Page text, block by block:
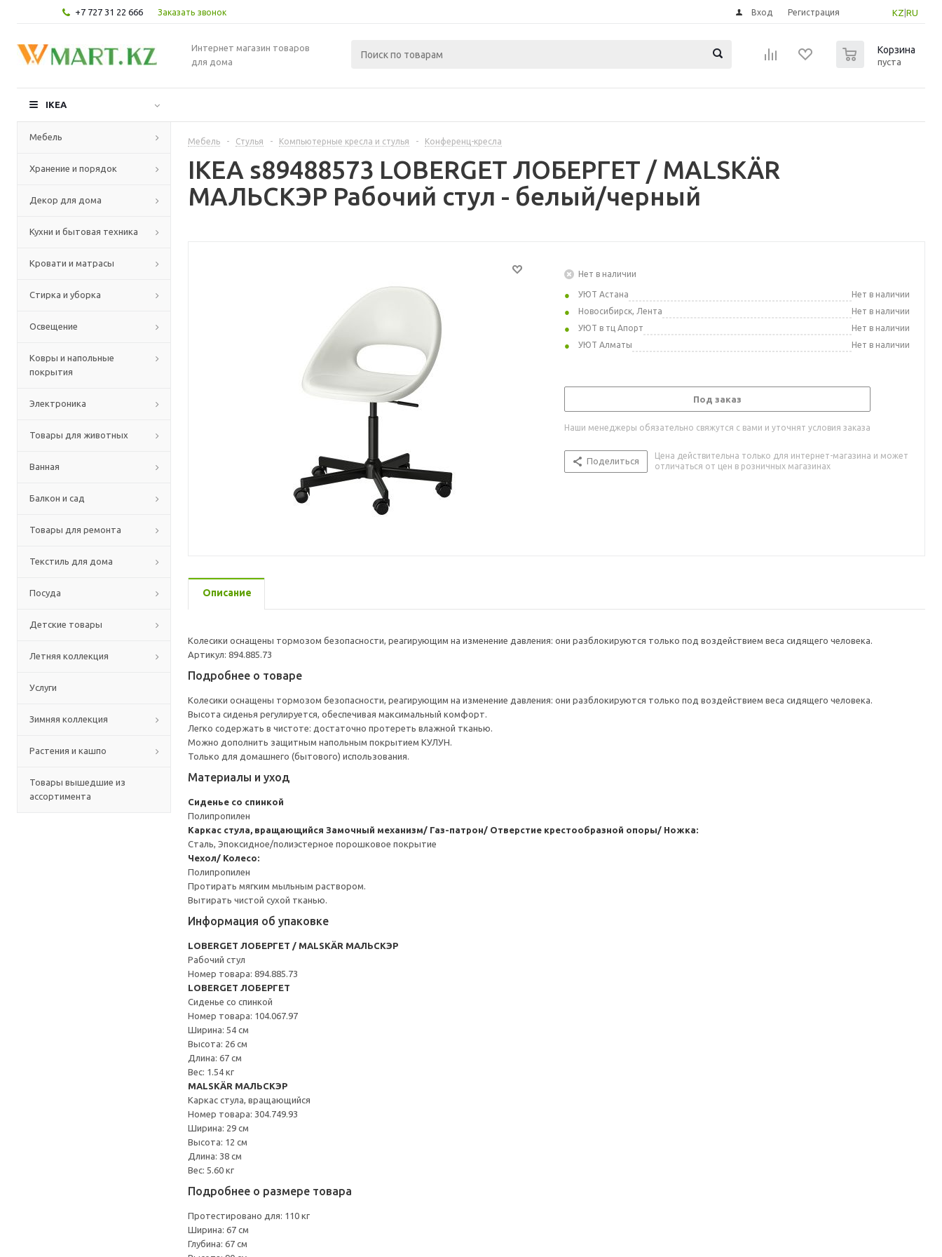
+7 727 31 22 666 Заказать звонок KZ RU
Вход Регистрация
Интернет магазин товаров
для дома
Корзина
пуста
IKEA
Мебель
Хранение и порядок
Декор для дома
Кухни и бытовая техника
Кровати и матрасы
Стирка и уборка
Освещение
Ковры и напольные
покрытия
Электроника
Товары для животных
Ванная
Балкон и сад
Товары для ремонта
Текстиль для дома
Посуда
Детские товары
Летняя коллекция
Услуги
Зимняя коллекция
Растения и кашпо
Товары вышедшие из
ассортимента
Мебель - Стулья - Компьютерные кресла и стулья - Конференц-кресла
IKEA s89488573 LOBERGET ЛОБЕРГЕТ / MALSKÄR
МАЛЬСКЭР Рабочий стул - белый/черный
Нет в наличии
УЮТ Астана
Нет в наличии
Новосибирск, Лента
Нет в наличии
УЮТ в тц Апорт
Нет в наличии
УЮТ Алматы
Нет в наличии
Под заказ
Наши менеджеры обязательно свяжутся с вами и уточнят условия заказа
Поделиться
Цена действительна только для интернет-магазина и может
отличаться от цен в розничных магазинах
Описание
Колесики оснащены тормозом безопасности, реагирующим на изменение давления: они разблокируются только под воздействием веса сидящего человека.
Артикул: 894.885.73
Подробнее о товаре
Колесики оснащены тормозом безопасности, реагирующим на изменение давления: они разблокируются только под воздействием веса сидящего человека.
Высота сиденья регулируется, обеспечивая максимальный комфорт.
Легко содержать в чистоте: достаточно протереть влажной тканью.
Можно дополнить защитным напольным покрытием КУЛУН.
Только для домашнего (бытового) использования.
Материалы и уход
Сиденье со спинкой
Полипропилен
Каркас стула, вращающийся Замочный механизм/ Газ-патрон/ Отверстие крестообразной опоры/ Ножка:
Сталь, Эпоксидное/полиэстерное порошковое покрытие
Чехол/ Колесо:
Полипропилен
Протирать мягким мыльным раствором.
Вытирать чистой сухой тканью.
Информация об упаковке
LOBERGET ЛОБЕРГЕТ / MALSKÄR МАЛЬСКЭР
Рабочий стул
Номер товара: 894.885.73
LOBERGET ЛОБЕРГЕТ
Сиденье со спинкой
Номер товара: 104.067.97
Ширина: 54 см
Высота: 26 см
Длина: 67 см
Вес: 1.54 кг
MALSKÄR МАЛЬСКЭР
Каркас стула, вращающийся
Номер товара: 304.749.93
Ширина: 29 см
Высота: 12 см
Длина: 38 см
Вес: 5.60 кг
Подробнее о размере товара
Протестировано для: 110 кг
Ширина: 67 см
Глубина: 67 см